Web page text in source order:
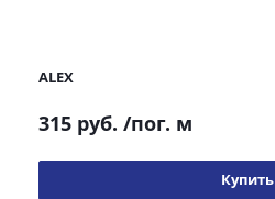
ALEX
315 руб. /пог. м
Купить